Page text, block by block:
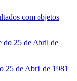
com objetos
25 de Abril de 1981